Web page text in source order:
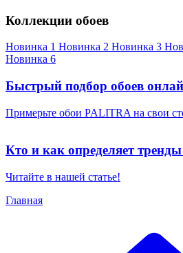
Коллекции обоев
Новинка 1 Новинка 2 Новинка 3
Новинка 6
Быстрый подбор обоев
Примерьте обои PALITRA на свои
Кто и как определяет
Читайте в нашей статье!
Главная